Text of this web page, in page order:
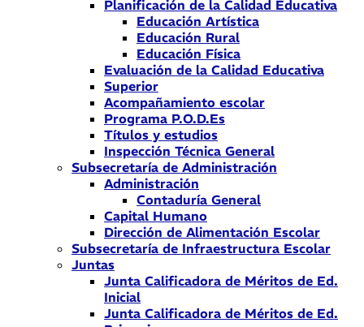
Planificación de la Calidad Educativa
Educación Artística
Educación Rural
Educación Física
Evaluación de la Calidad Educativa
Superior
Acompañamiento escolar
Programa P.O.D.Es
Títulos y estudios
Inspección Técnica General
Subsecretaría de Administración
Administración
Contaduría General
Capital Humano
Dirección de Alimentación Escolar
Subsecretaría de Infraestructura Escolar
Juntas
Junta Calificadora de Méritos de Ed.
Inicial
Junta Calificadora de Méritos de Ed.